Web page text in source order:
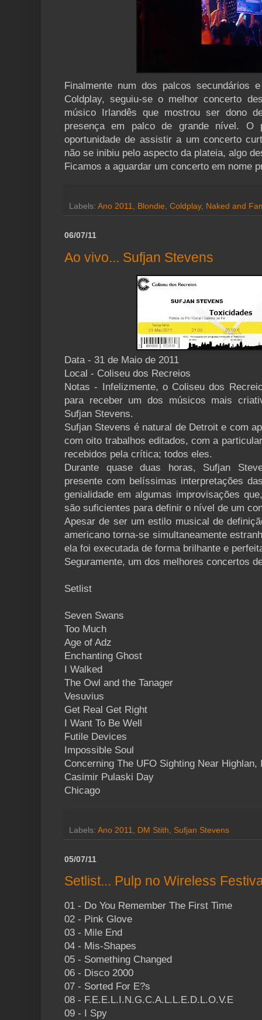
Finalmente num dos palcos secundários
Coldplay, seguiu-se o melhor concerto
músico Irlandês que mostrou ser dono
presença em palco de grande nível. O
oportunidade de assistir a um concerto
não se inibiu pelo aspecto da plateia, algo
Ficamos a aguardar um concerto em nome
Labels: Ano 2011, Blondie, Coldplay, Naked and
06/07/11
Ao vivo... Sufjan Stevens
Data - 31 de Maio de 2011
Local - Coliseu dos Recreios
Notas - Infelizmente, o Coliseu dos
para receber um dos músicos mais
Sufjan Stevens.
Sufjan Stevens é natural de Detroit e com
com oito trabalhos editados, com a
recebidos pela crítica; todos eles.
Durante quase duas horas, Sufjan
presente com belíssimas interpretações
genialidade em algumas improvisações
são suficientes para definir o nível de um
Apesar de ser um estilo musical de
americano torna-se simultaneamente
ela foi executada de forma brilhante e
Seguramente, um dos melhores concertos
Setlist
Seven Swans
Too Much
Age of Adz
Enchanting Ghost
I Walked
The Owl and the Tanager
Vesuvius
Get Real Get Right
I Want To Be Well
Futile Devices
Impossible Soul
Concerning The UFO Sighting Near Highlan,
Casimir Pulaski Day
Chicago
Labels: Ano 2011 DM Stith Sufjan Stevens
05/07/11
Setlist... Pulp no Wireless
01 - Do You Remember The First Time
02 - Pink Glove
03 - Mile End
04 - Mis-Shapes
05 - Something Changed
06 - Disco 2000
07 - Sorted For E?s
08 - F.E.E.L.I.N.G.C.A.L.L.E.D.L.O.V.E
09 - I Spy